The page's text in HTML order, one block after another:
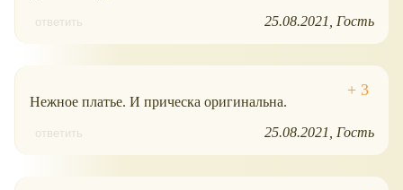
ответить 25.08.2021 Гость
Нежное платье. И прическа оригинальна.
ответить 25.08.2021 Гость